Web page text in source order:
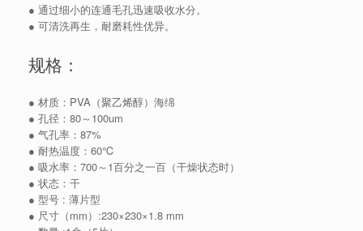
● 通过细小的连通毛孔迅速吸收水分。
● 可清洗再生，耐磨耗性优异。
规格：
● 材质：PVA（聚乙烯醇）海绵
● 孔径：80～100um
● 气孔率：87%
● 耐热温度：60℃
● 吸水率：700～1百分之一百（干燥状态时）
● 状态：干
● 型号 : 薄片型
● 尺寸（mm）:230×230×1.8 mm